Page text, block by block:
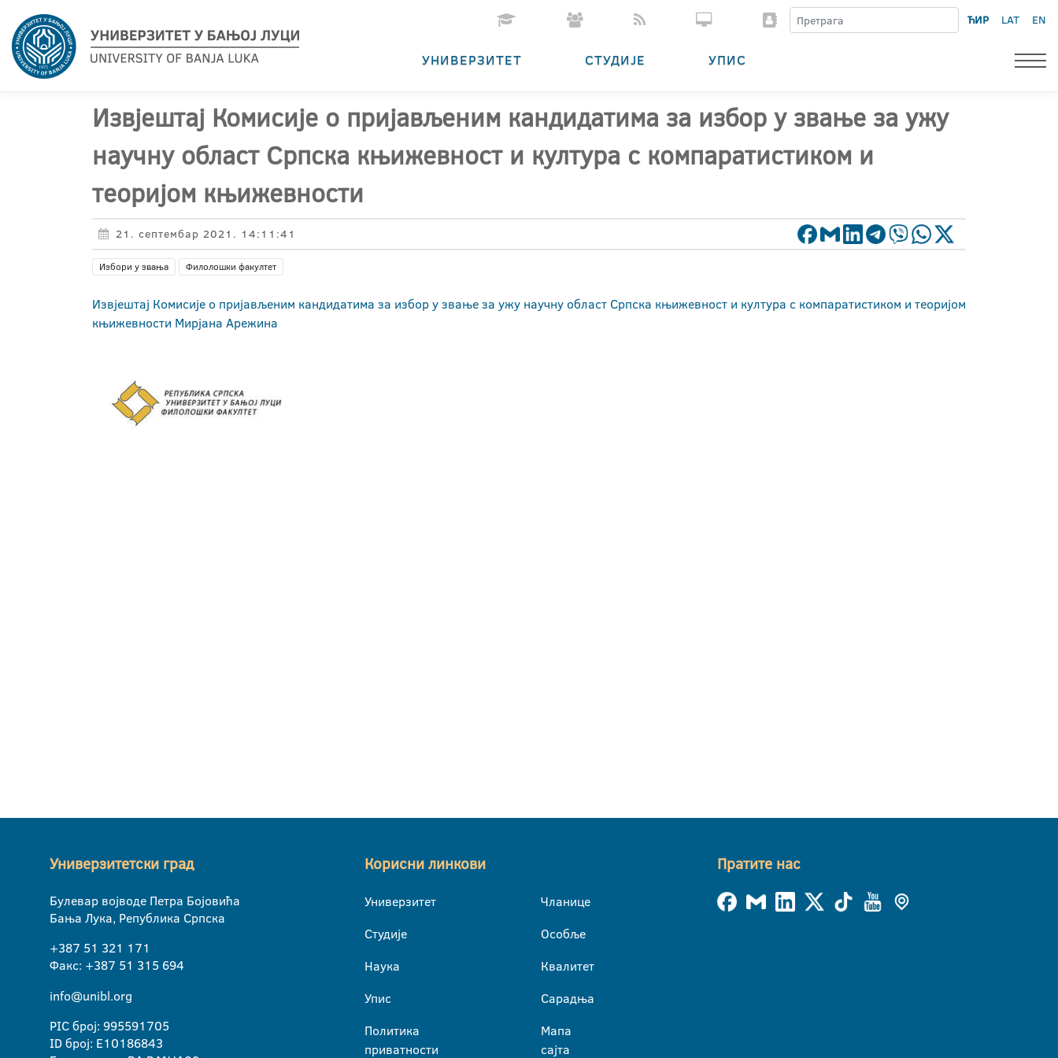
ЋИР LAT EN
УНИВЕРЗИТЕТ СТУДИЈЕ УПИС
Извјештај Комисије о пријављеним кандидатима за избор у звање за ужу
научну област Српска књижевност и култура с компаратистиком и
теоријом књижевности
21. септембар 2021. 14:11:41
Избори у звања Филолошки факултет
Извјештај Комисије о пријављеним кандидатима за избор у звање за ужу научну област Српска књижевност и култура с компаратистиком и теоријом
књижевности Мирјана Арежина
Универзитетски град
Булевар војводе Петра Бојовића
Бања Лука, Република Српска
+387 51 321 171
Факс: +387 51 315 694
info@unibl.org
PIC број: 995591705
ID број: E10186843
Корисни линкови
Универзитет
Студије
Наука
Упис
Политика
приватности
Чланице
Особље
Квалитет
Сарадња
Мапа
сајта
Пратите нас